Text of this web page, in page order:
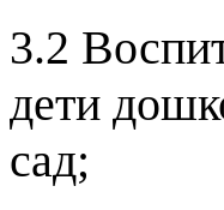
3.2
дети
сад;